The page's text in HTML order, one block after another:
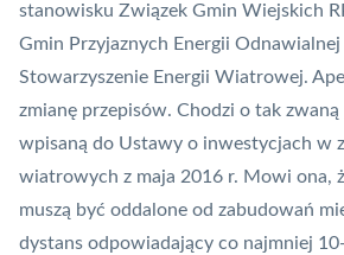
stanowisku Związek Gmin Wiejskich
Gmin Przyjaznych Energii Odnawialnej
Stowarzyszenie Energii Wiatrowej.
zmianę przepisów. Chodzi o tak zwaną
wpisaną do Ustawy o inwestycjach w
wiatrowych z maja 2016 r. Mowi ona,
muszą być oddalone od zabudowań
dystans odpowiadający co najmniej